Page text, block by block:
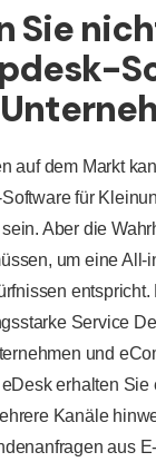
Sie
auf dem Markt
für
Aber die
um eine All-
Service
und
erhalten Sie
Kanäle
aus